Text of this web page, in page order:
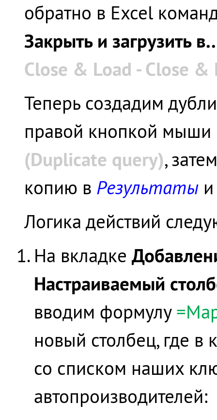
обратно в Excel
Закрыть и загрузить
Close & Load - Close
Теперь создадим
правой кнопкой
(Duplicate query),
копию в Результаты
Логика действий
На вкладке
Настраиваемый
вводим формулу
новый столбец, где в
со списком наших
автопроизводителей: